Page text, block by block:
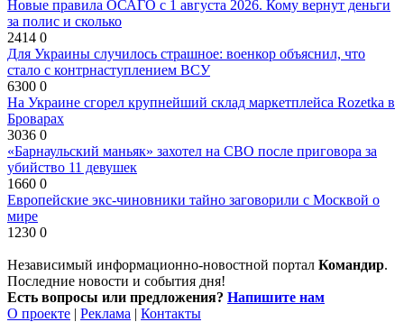
Новые правила ОСАГО с 1 августа 2026. Кому вернут деньги
за полис и сколько
2414 0
Для Украины случилось страшное: военкор объяснил, что
стало с контрнаступлением ВСУ
6300 0
На Украине сгорел крупнейший склад маркетплейса Rozetka в
Броварах
3036 0
«Барнаульский маньяк» захотел на СВО после приговора за
убийство 11 девушек
1660 0
Европейские экс-чиновники тайно заговорили с Москвой о
мире
1230 0
Независимый информационно-новостной портал Командир.
Последние новости и события дня!
Есть вопросы или предложения? Напишите нам
О проекте | Реклама | Контакты